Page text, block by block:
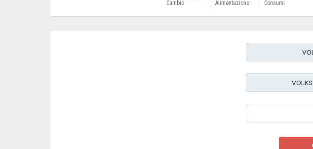
Cambio Alimentazione Consumi